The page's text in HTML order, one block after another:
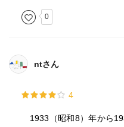
0
ntさん
4
1933（昭和8）年から